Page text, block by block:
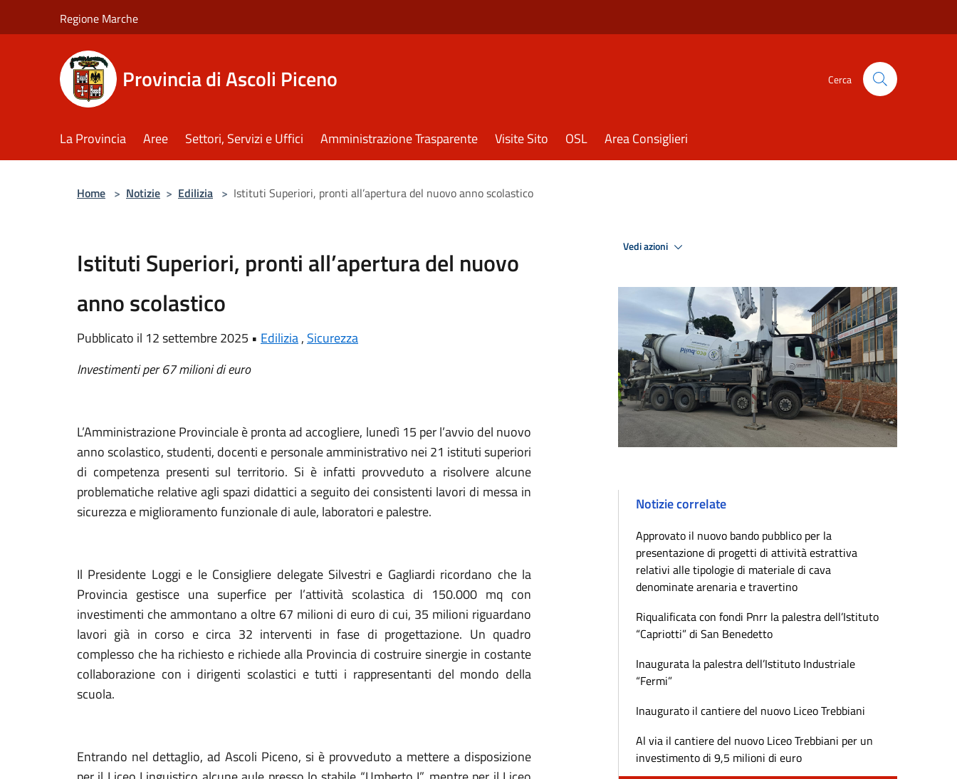
Regione Marche
Provincia di Ascoli Piceno Cerca
La Provincia Aree Settori, Servizi e Uffici Amministrazione Trasparente Visite Sito OSL Area Consiglieri
Home > Notizie > Edilizia > Istituti Superiori, pronti all’apertura del nuovo anno scolastico
Istituti Superiori, pronti all’apertura del nuovo
anno scolastico
Pubblicato il 12 settembre 2025 • Edilizia, Sicurezza
Investimenti per 67 milioni di euro
L’Amministrazione Provinciale è pronta ad accogliere, lunedì 15 per l’avvio del nuovo
anno scolastico, studenti, docenti e personale amministrativo nei 21 istituti superiori
di competenza presenti sul territorio. Si è infatti provveduto a risolvere alcune
problematiche relative agli spazi didattici a seguito dei consistenti lavori di messa in
sicurezza e miglioramento funzionale di aule, laboratori e palestre.
Il Presidente Loggi e le Consigliere delegate Silvestri e Gagliardi ricordano che la
Provincia gestisce una superfice per l’attività scolastica di 150.000 mq con
investimenti che ammontano a oltre 67 milioni di euro di cui, 35 milioni riguardano
lavori già in corso e circa 32 interventi in fase di progettazione. Un quadro
complesso che ha richiesto e richiede alla Provincia di costruire sinergie in costante
collaborazione con i dirigenti scolastici e tutti i rappresentanti del mondo della
scuola.
Entrando nel dettaglio, ad Ascoli Piceno, si è provveduto a mettere a disposizione
Vedi azioni
Notizie correlate
Approvato il nuovo bando pubblico per la
presentazione di progetti di attività estrattiva
relativi alle tipologie di materiale di cava
denominate arenaria e travertino
Riqualificata con fondi Pnrr la palestra dell’Istituto
“Capriotti” di San Benedetto
Inaugurata la palestra dell’Istituto Industriale
“Fermi”
Inaugurato il cantiere del nuovo Liceo Trebbiani
Al via il cantiere del nuovo Liceo Trebbiani per un
investimento di 9,5 milioni di euro